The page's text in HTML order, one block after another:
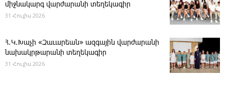
միջնակարգ վարժարանի տեղեկագիր
31 Հուլիս 2026
Հ․Կ․Խաչի «Զաւարեան» ազգային վարժարանի
նախակրթարանի տեղեկագիր
31 Հուլիս 2026